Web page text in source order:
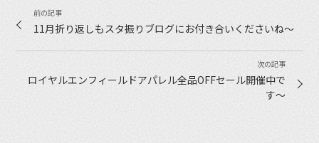
11月折り返しもスタ振りブログにお付き合いくださいね〜
ロイヤルエンフィールドアパレル全品OFFセール開催中で
す〜